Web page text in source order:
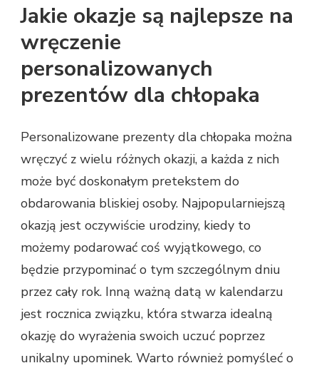
Jakie okazje są najlepsze na
wręczenie
personalizowanych
prezentów dla chłopaka
Personalizowane prezenty dla chłopaka można
wręczyć z wielu różnych okazji, a każda z nich
może być doskonałym pretekstem do
obdarowania bliskiej osoby. Najpopularniejszą
okazją jest oczywiście urodziny, kiedy to
możemy podarować coś wyjątkowego, co
będzie przypominać o tym szczególnym dniu
przez cały rok. Inną ważną datą w kalendarzu
jest rocznica związku, która stwarza idealną
okazję do wyrażenia swoich uczuć poprzez
unikalny upominek. Warto również pomyśleć o